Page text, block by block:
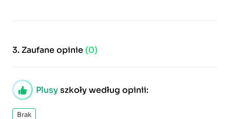
3.Zaufane opinie (0)
Plusyszkoły według opinii:
Brak